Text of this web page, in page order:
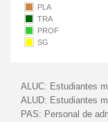
PLA
TRA
PROF
SG
ALUC: Estudiantes
ALUD: Estudiantes
PAS: Personal de